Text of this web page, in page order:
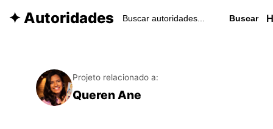
✦ Autoridades Buscar
Projeto relacionado a:
Queren Ane